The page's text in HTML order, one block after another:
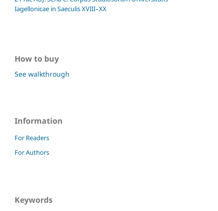
Iagellonicae in Saeculis XVIII–XX
How to buy
See walkthrough
Information
For Readers
For Authors
Keywords